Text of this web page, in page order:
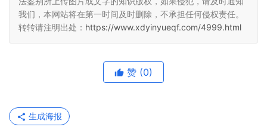
我们，本网站将在第一时间及时删除，不承担任何侵权责任。
转转请注明出处： https://www.xdyinyueqf.com/4999.html
赞 (0)
生成海报